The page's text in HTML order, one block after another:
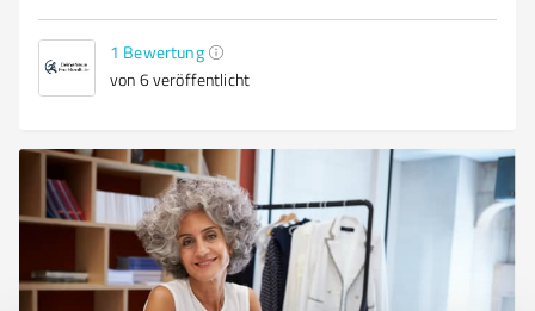
1 Bewertung
von 6 veröffentlicht